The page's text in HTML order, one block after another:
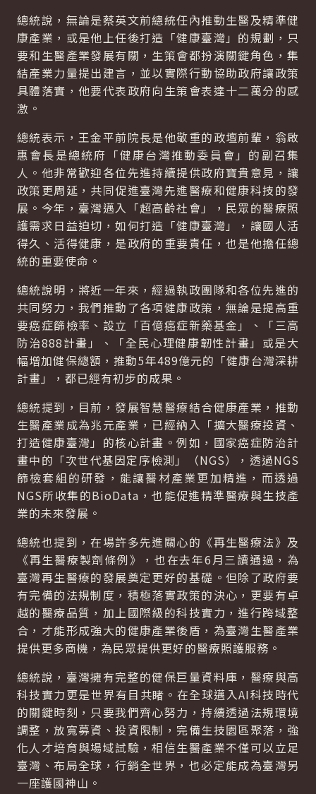
總統說，無論是蔡英文前總統任內推動生醫及精準健
康產業，或是他上任後打造「健康臺灣」的規劃，只
要和生醫產業發展有關，生策會都扮演關鍵角色，集
結產業力量提出建言，並以實際行動協助政府讓政策
具體落實，他要代表政府向生策會表達十二萬分的感
激。
總統表示，王金平前院長是他敬重的政壇前輩，翁啟
惠會長是總統府「健康台灣推動委員會」的副召集
人。他非常歡迎各位先進持續提供政府寶貴意見，讓
政策更周延，共同促進臺灣先進醫療和健康科技的發
展。今年，臺灣邁入「超高齡社會」，民眾的醫療照
護需求日益迫切，如何打造「健康臺灣」，讓國人活
得久、活得健康，是政府的重要責任，也是他擔任總
統的重要使命。
總統說明，將近一年來，經過執政團隊和各位先進的
共同努力，我們推動了各項健康政策，無論是提高重
要癌症篩檢率、設立「百億癌症新藥基金」、「三高
防治888計畫」、「全民心理健康韌性計畫」或是大
幅增加健保總額，推動5年489億元的「健康台灣深耕
計畫」，都已經有初步的成果。
總統提到，目前，發展智慧醫療結合健康產業，推動
生醫產業成為兆元產業，已經納入「擴大醫療投資、
打造健康臺灣」的核心計畫。例如，國家癌症防治計
畫中的「次世代基因定序檢測」（NGS），透過NGS
篩檢套組的研發，能讓醫材產業更加精進，而透過
NGS所收集的BioData，也能促進精準醫療與生技產
業的未來發展。
總統也提到，在場許多先進關心的《再生醫療法》及
《再生醫療製劑條例》，也在去年6月三讀通過，為
臺灣再生醫療的發展奠定更好的基礎。但除了政府要
有完備的法規制度，積極落實政策的決心，更要有卓
越的醫療品質，加上國際級的科技實力，進行跨域整
合，才能形成強大的健康產業後盾，為臺灣生醫產業
提供更多商機，為民眾提供更好的醫療照護服務。
總統說，臺灣擁有完整的健保巨量資料庫，醫療與高
科技實力更是世界有目共睹。在全球邁入AI科技時代
的關鍵時刻，只要我們齊心努力，持續透過法規環境
調整，放寬募資、投資限制，完備生技園區聚落，強
化人才培育與場域試驗，相信生醫產業不僅可以立足
臺灣、布局全球，行銷全世界，也必定能成為臺灣另
一座護國神山。